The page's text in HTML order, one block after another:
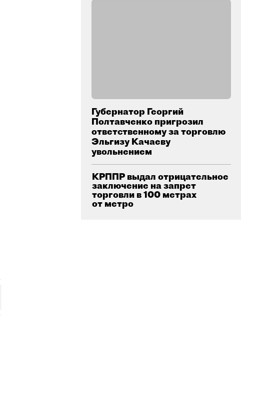
Губернатор Георгий
Полтавченко пригрозил
ответственному за торговлю
Эльгизу Качаеву
увольнением
КРППР выдал отрицательное
заключение на запрет
торговли в 100 метрах
от метро